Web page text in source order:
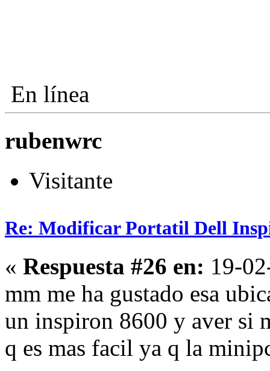
En línea
rubenwrc
Visitante
Re: Modificar Portatil Dell
« Respuesta #26 en: 19-
mm me ha gustado esa
un inspiron 8600 y aver si
q es mas facil ya q la